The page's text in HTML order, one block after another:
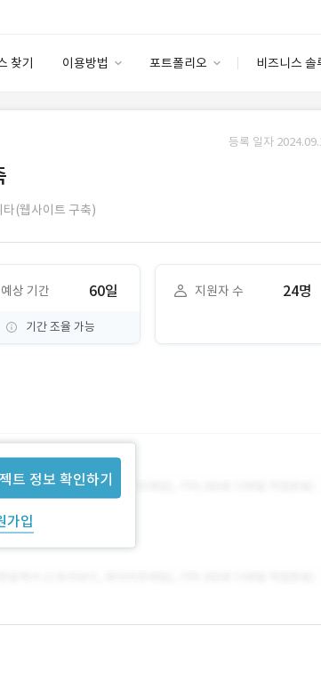
찾기 이용방법 포트폴리오 비즈니스 솔
안심 코드 케
등록 일자
타(웹사이트 구축)
예상 기간 60일
기간 조율 가능
지원자 수 24명
트 정보 확인하기
가입